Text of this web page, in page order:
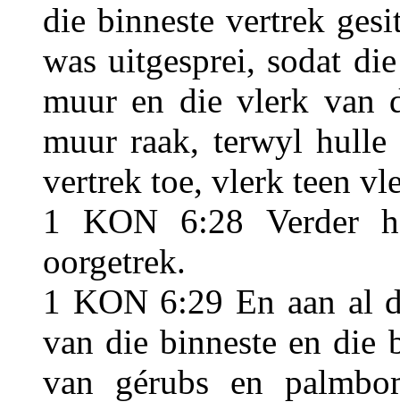
die binneste vertrek
was uitgesprei, sodat
muur en die vlerk van
muur raak, terwyl
vertrek toe, vlerk teen
1 KON 6:28 Verder
oorgetrek.
1 KON 6:29 En aan al
van die binneste en die
van gérubs en